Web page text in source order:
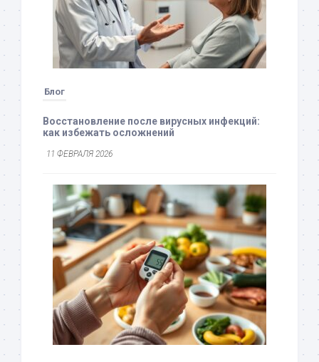
Блог
Восстановление после вирусных инфекций:
как избежать осложнений
11 ФЕВРАЛЯ 2026